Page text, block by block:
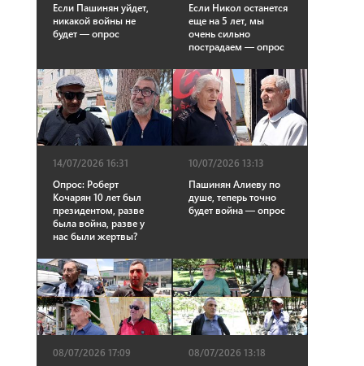
Если Пашинян уйдет,
никакой войны не
будет — опрос
Если Никол останется
еще на 5 лет, мы
очень сильно
пострадаем — опрос
14/07/2026 16:31
Опрос: Роберт
Кочарян 10 лет был
президентом, разве
была война, разве у
нас были жертвы?
10/07/2026 13:13
Пашинян Алиеву по
душе, теперь точно
будет война — опрос
08/07/2026 17:09
08/07/2026 13:18